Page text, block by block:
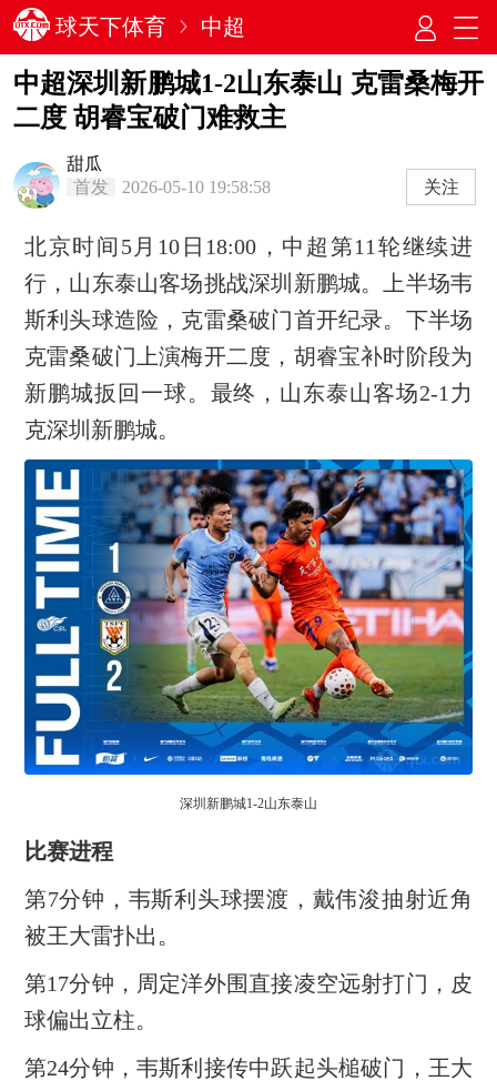
球天下体育 中超
中超深圳新鹏城1-2山东泰山 克雷桑梅开
二度 胡睿宝破门难救主
甜瓜
首发
2026-05-10 19:58:58 关注
北京时间5月10日18:00，中超第11轮继续进
行，山东泰山客场挑战深圳新鹏城。上半场韦
斯利头球造险，克雷桑破门首开纪录。下半场
克雷桑破门上演梅开二度，胡睿宝补时阶段为
新鹏城扳回一球。最终，山东泰山客场2-1力
克深圳新鹏城。
深圳新鹏城1-2山东泰山
比赛进程
第7分钟，韦斯利头球摆渡，戴伟浚抽射近角
被王大雷扑出。
第17分钟，周定洋外围直接凌空远射打门，皮
球偏出立柱。
第24分钟，韦斯利接传中跃起头槌破门，王大